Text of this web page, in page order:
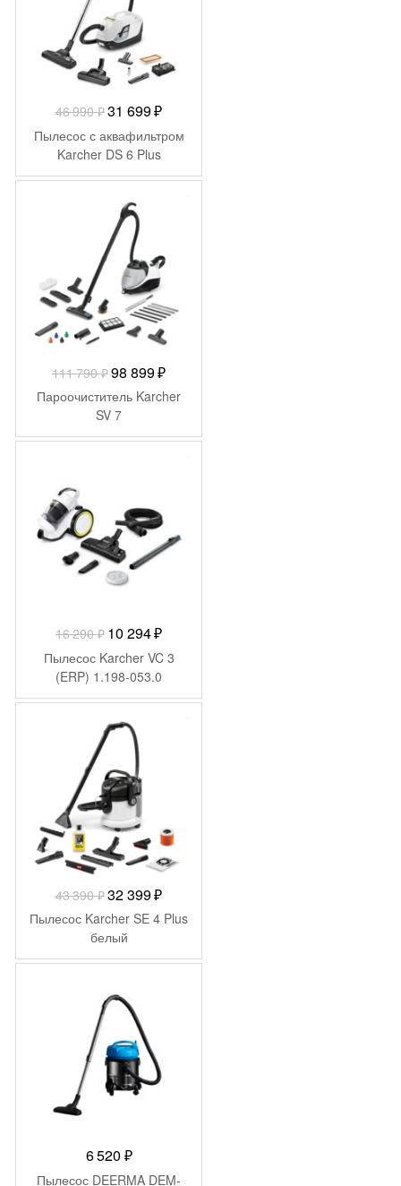
46 990₽Первоначальная
цена
составляла
46
990 ₽.
31 699₽Текущая
цена:
699 ₽.
Пылесос с аквафильтром
Karcher DS 6 Plus
-
111 790₽Первоначальная
цена
составляла
111
98 899₽Текущая
цена:
899 ₽.
Пароочиститель Karcher
SV 7
16 290₽ Первоначальная
цена
составляла
16
290 ₽.
10 294₽Текущая
цена:
294 ₽.
Пылесос Karcher VC 3
(ERP) 1.198-053.0
43 390₽Первоначальная
цена
составляла
43
32 399₽Текущая
цена:
399 ₽.
Пылесос Karcher SE 4 Plus
белый
6 520 ₽
Пылесос DEERMA DEM-